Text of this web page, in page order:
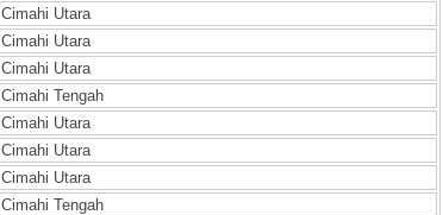
Cimahi Utara
Cimahi Utara
Cimahi Utara
Cimahi Tengah
Cimahi Utara
Cimahi Utara
Cimahi Utara
Cimahi Tengah